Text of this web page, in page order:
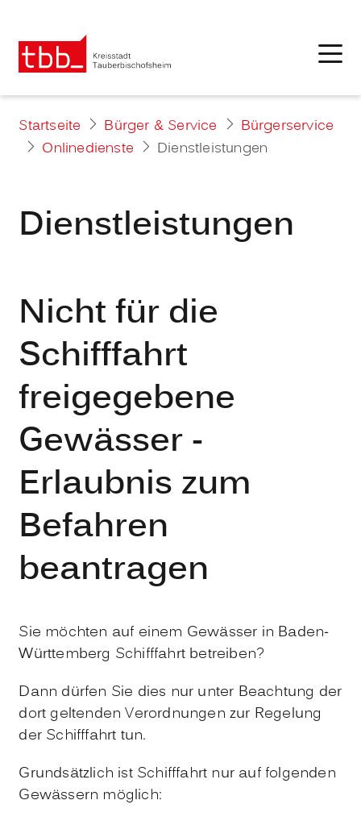
Startseite Bürger & Service
Bürgerservice
Onlinedienste
Dienstleistungen
Dienstleistungen
Nicht für die
Schifffahrt
freigegebene
Gewässer -
Erlaubnis zum
Befahren
beantragen
Sie möchten auf einem Gewässer in Baden-
Württemberg Schifffahrt betreiben?
Dann dürfen Sie dies nur unter Beachtung der
dort geltenden Verordnungen zur Regelung
der Schifffahrt tun.
Grundsätzlich ist Schifffahrt nur auf folgenden
Gewässern möglich: